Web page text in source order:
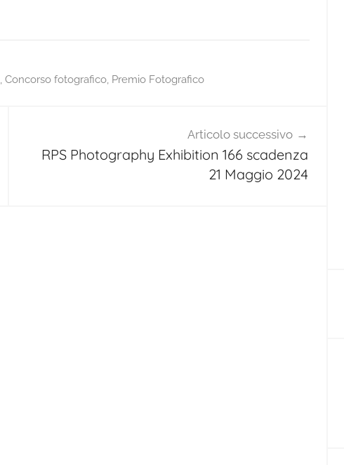
Concorso fotografico, Premio Fotografico
Articolo successivo
RPS Photography Exhibition 166 scadenza
21 Maggio 2024